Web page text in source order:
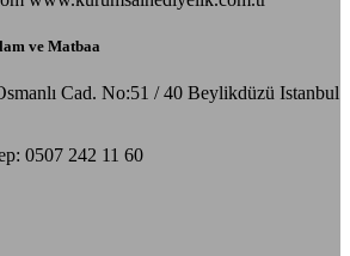
ve Matbaa
Cad. No:51 / 40 Beylikdüzü Istanbul
0507 242 11 60